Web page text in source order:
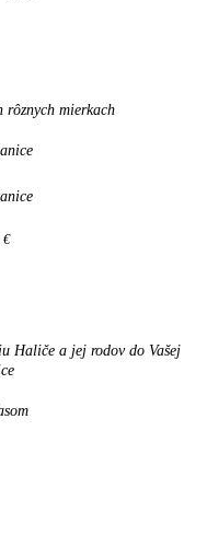
rôznych mierkach
€
Haliče a jej rodov do Vašej